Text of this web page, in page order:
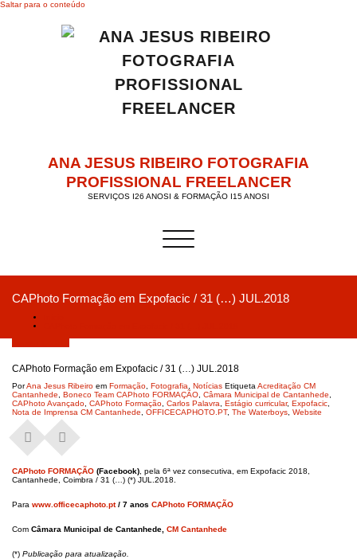
Saltar para o conteúdo
ANA JESUS RIBEIRO FOTOGRAFIA
PROFISSIONAL FREELANCER
SERVIÇOS I26 ANOSI & FORMAÇÃO I15 ANOSI
Alternar a navegação
CAPhoto Formação em Expofacic / 31 (…) JUL.2018
CAPhoto Formação em Expofacic / 31 (…) JUL.2018
PorAna Jesus Ribeiro em Formação Fotografia Notícias Etiqueta Acreditação CM
Cantanhede
Boneco Team CAPhoto FORMAÇÃO Câmara Municipal de Cantanhede
CAPhoto Avançado CAPhoto Formação Carlos Palavra Estágio curricular, Expofacic
Nota de Imprensa CM Cantanhede
OFFICECAPHOTO.PT, The Waterboys Website
CAPhoto FORMAÇÃO (Facebook) , pela 6ª vez consecutiva, em Expofacic 2018,
Cantanhede, Coimbra / 31 (…) (*) JUL.2018.
Para www.officecaphoto.pt/ 7 anos CAPhoto FORMAÇÃO
Com Câmara Municipal de Cantanhede, CM Cantanhede
(*) Publicação para atualização.